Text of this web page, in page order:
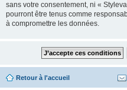
sans votre consentement, ni «
pourront être tenus comme
à compromettre les données.
Retour à l'accueil